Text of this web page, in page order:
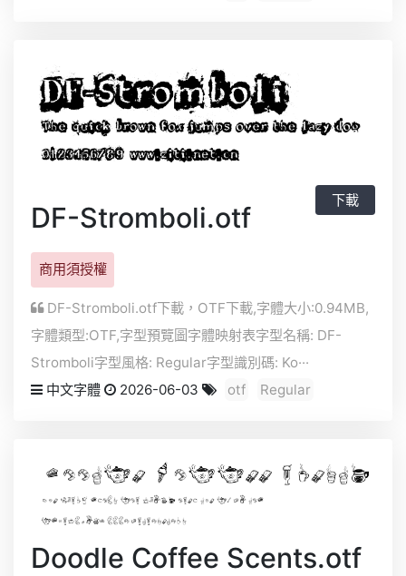
DF-Stromboli.otf
下載
商用須授權
DF-Stromboli.otf下載， OTF下載,字體大小:0.94MB,
字體類型:OTF,字型預覽圖字體映射表字型名稱: DF-
Stromboli字型風格: Regular字型識別碼: Ko···
中文字體
2026-06-03 otf Regular
Doodle Coffee Scents.otf